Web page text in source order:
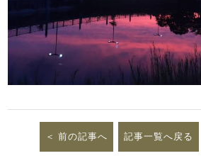
前の記事へ 記事一覧へ戻る